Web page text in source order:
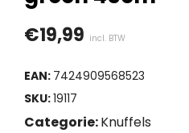
€19,99 incl. BTW
EAN: 7424909568523
SKU:19117
Categorie:Knuffels